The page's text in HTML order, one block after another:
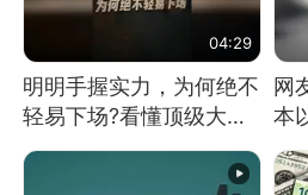
04:29
明明手握实力，为何绝不
轻易下场?看懂顶级大国
谋略
网
本
魔